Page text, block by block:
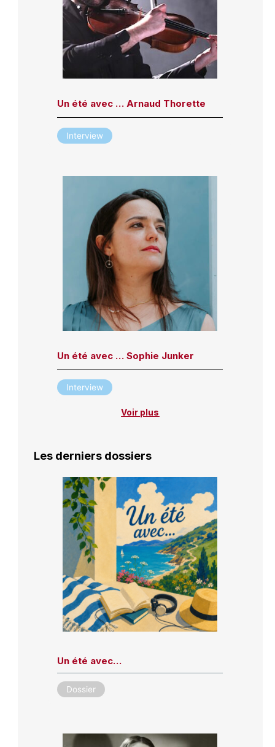
Un été avec … Arnaud Thorette
Interview
Un été avec … Sophie Junker
Interview
Voir plus
Les derniers dossiers
Un été avec…
Dossier